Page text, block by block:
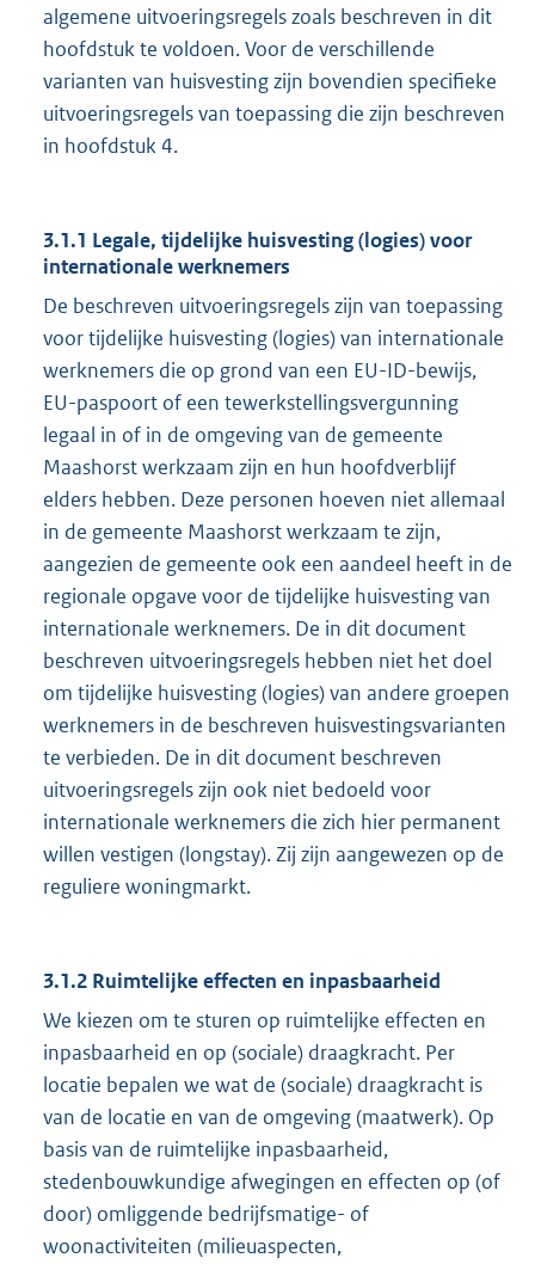
algemene uitvoeringsregels zoals beschreven in dit
hoofdstuk te voldoen. Voor de verschillende
varianten van huisvesting zijn bovendien specifieke
uitvoeringsregels van toepassing die zijn beschreven
in hoofdstuk 4.
3.1.1 Legale, tijdelijke huisvesting (logies) voor
internationale werknemers
De beschreven uitvoeringsregels zijn van toepassing
voor tijdelijke huisvesting (logies) van internationale
werknemers die op grond van een EU-ID-bewijs,
EU-paspoort of een tewerkstellingsvergunning
legaal in of in de omgeving van de gemeente
Maashorst werkzaam zijn en hun hoofdverblijf
elders hebben. Deze personen hoeven niet allemaal
in de gemeente Maashorst werkzaam te zijn,
aangezien de gemeente ook een aandeel heeft in de
regionale opgave voor de tijdelijke huisvesting van
internationale werknemers. De in dit document
beschreven uitvoeringsregels hebben niet het doel
om tijdelijke huisvesting (logies) van andere groepen
werknemers in de beschreven huisvestingsvarianten
te verbieden. De in dit document beschreven
uitvoeringsregels zijn ook niet bedoeld voor
internationale werknemers die zich hier permanent
willen vestigen (longstay). Zij zijn aangewezen op de
reguliere woningmarkt.
3.1.2 Ruimtelijke effecten en inpasbaarheid
We kiezen om te sturen op ruimtelijke effecten en
inpasbaarheid en op (sociale) draagkracht. Per
locatie bepalen we wat de (sociale) draagkracht is
van de locatie en van de omgeving (maatwerk). Op
basis van de ruimtelijke inpasbaarheid,
stedenbouwkundige afwegingen en effecten op (of
door) omliggende bedrijfsmatige- of
woonactiviteiten (milieuaspecten,